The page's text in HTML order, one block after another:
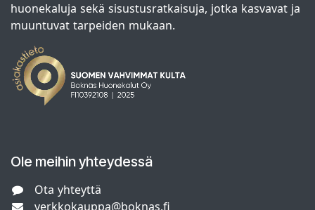
huonekaluja sekä sisustusratkaisuja, jotka kasvavat ja
muuntuvat tarpeiden mukaan.
Ole meihin yhteydessä
Ota yhteyttä
verkkokauppa@boknas.fi